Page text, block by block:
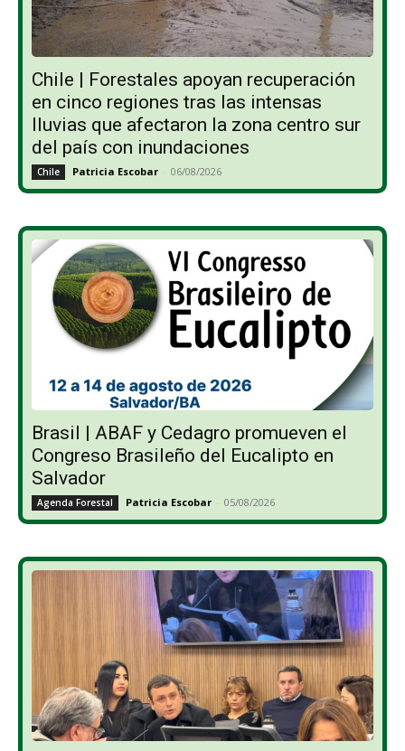
Chile | Forestales apoyan recuperación
en cinco regiones tras las intensas
lluvias que afectaron la zona centro sur
del país con inundaciones
Chile Patricia Escobar - 06/08/2026
Brasil | ABAF y Cedagro promueven el
Congreso Brasileño del Eucalipto en
Salvador
Agenda Forestal Patricia Escobar - 05/08/2026